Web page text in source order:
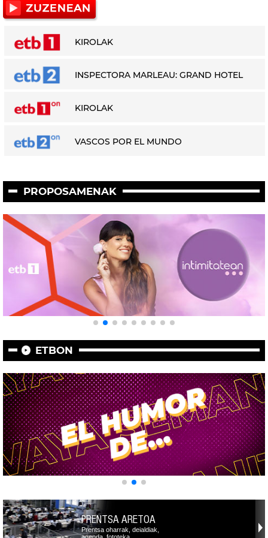
KIROLAK
INSPECTORA MARLEAU: GRAND HOTEL
KIROLAK
VASCOS POR EL MUNDO
PROPOSAMENAK
ETBON
PRENTSA ARETOA
Prentsa oharrak, deialdiak,